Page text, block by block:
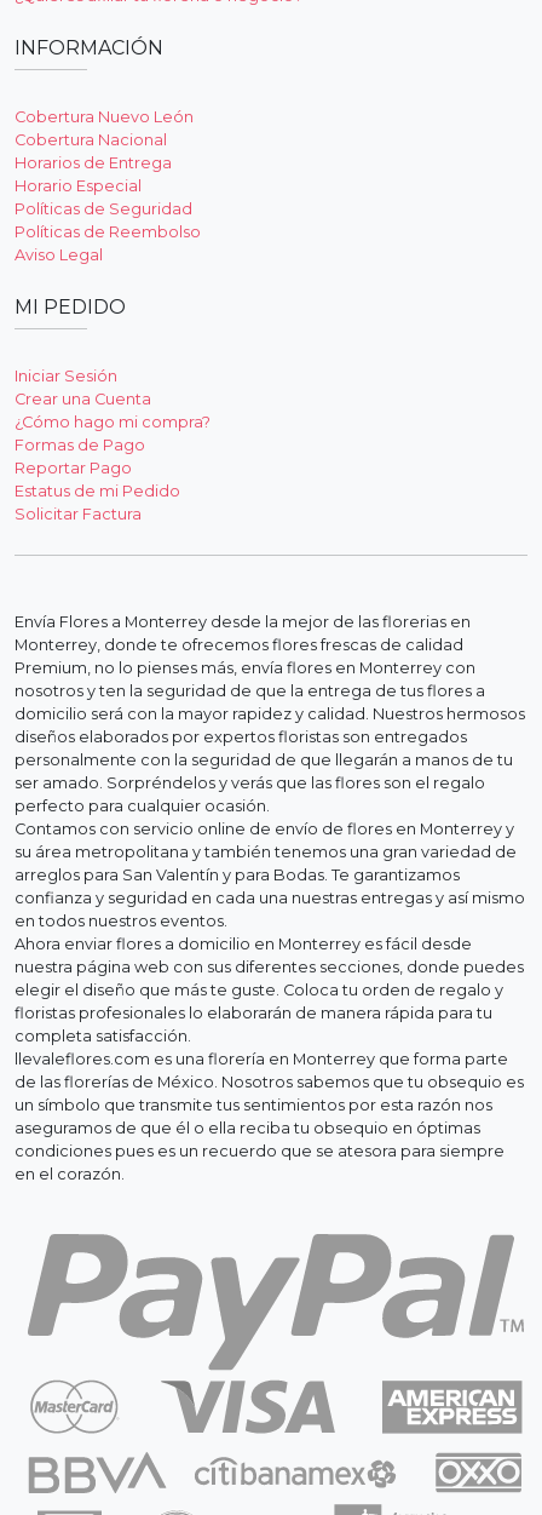
INFORMACIÓN
Cobertura Nuevo León
Cobertura Nacional
Horarios de Entrega
Horario Especial
Políticas de Seguridad
Políticas de Reembolso
Aviso Legal
MI PEDIDO
Iniciar Sesión
Crear una Cuenta
¿Cómo hago mi compra?
Formas de Pago
Reportar Pago
Estatus de mi Pedido
Solicitar Factura
Envía Flores a Monterrey desde la mejor de las florerias en
Monterrey, donde te ofrecemos flores frescas de calidad
Premium, no lo pienses más, envía flores en Monterrey con
nosotros y ten la seguridad de que la entrega de tus flores a
domicilio será con la mayor rapidez y calidad. Nuestros hermosos
diseños elaborados por expertos floristas son entregados
personalmente con la seguridad de que llegarán a manos de tu
ser amado. Sorpréndelos y verás que las flores son el regalo
perfecto para cualquier ocasión.
Contamos con servicio online de envío de flores en Monterrey y
su área metropolitana y también tenemos una gran variedad de
arreglos para San Valentín y para Bodas. Te garantizamos
confianza y seguridad en cada una nuestras entregas y así mismo
en todos nuestros eventos.
Ahora enviar flores a domicilio en Monterrey es fácil desde
nuestra página web con sus diferentes secciones, donde puedes
elegir el diseño que más te guste. Coloca tu orden de regalo y
floristas profesionales lo elaborarán de manera rápida para tu
completa satisfacción.
llevaleflores.com es una florería en Monterrey que forma parte
de las florerías de México. Nosotros sabemos que tu obsequio es
un símbolo que transmite tus sentimientos por esta razón nos
aseguramos de que él o ella reciba tu obsequio en óptimas
condiciones pues es un recuerdo que se atesora para siempre
en el corazón.